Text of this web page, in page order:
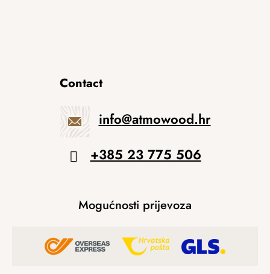
Contact
info@atmowood.hr
+385 23 775 506
Mogućnosti prijevoza